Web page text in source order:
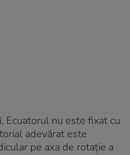
Ecuatorul nu este fixat cu
adevărat este
pe axa de rotație a